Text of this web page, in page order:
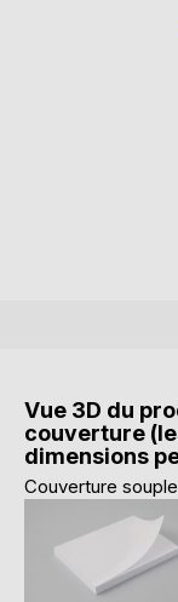
Vue 3D du
couverture
dimensions
Couverture souple